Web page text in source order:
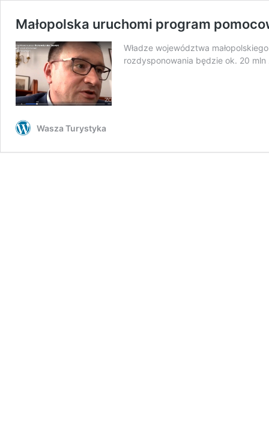
Małopolska uruchomi program
Władze województwa
rozdysponowania będzie ok. 20 mln
Wasza Turystyka